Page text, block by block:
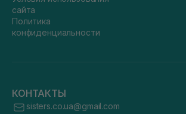
сайта
Политика
конфиденциальности
КОНТАКТЫ
sisters.co.ua@gmail.com